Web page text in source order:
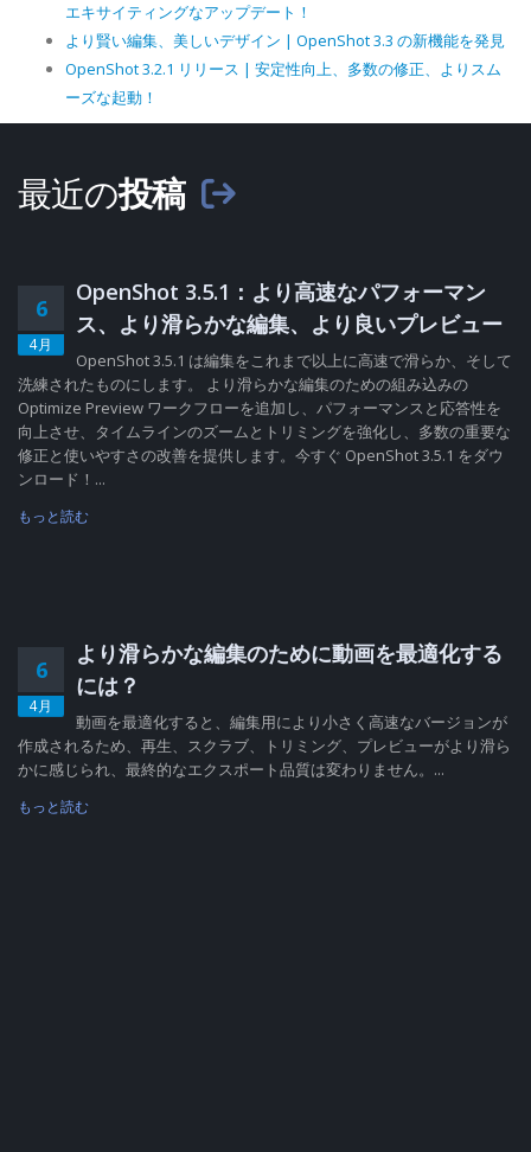
エキサイティングなアップデート！
より賢い編集、美しいデザイン | OpenShot 3.3 の新機能を発見
OpenShot 3.2.1 リリース | 安定性向上、多数の修正、よりスム
ーズな起動！
最近の投稿
6
4月
OpenShot 3.5.1：より高速なパフォーマン
ス、より滑らかな編集、より良いプレビュー
OpenShot 3.5.1 は編集をこれまで以上に高速で滑らか、そして
洗練されたものにします。 より滑らかな編集のための組み込みの
Optimize Preview ワークフローを追加し、パフォーマンスと応答性を
向上させ、タイムラインのズームとトリミングを強化し、多数の重要な
修正と使いやすさの改善を提供します。今すぐ OpenShot 3.5.1 をダウ
ンロード！...
もっと読む
6
4月
より滑らかな編集のために動画を最適化する
には？
動画を最適化すると、編集用により小さく高速なバージョンが
作成されるため、再生、スクラブ、トリミング、プレビューがより滑ら
かに感じられ、最終的なエクスポート品質は変わりません。...
もっと読む